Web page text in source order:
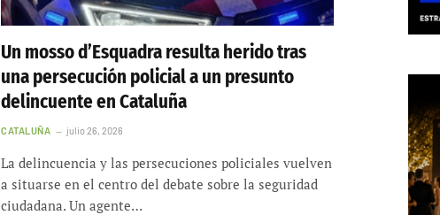
Un mosso d’Esquadra resulta herido tras
una persecución policial a un presunto
delincuente en Cataluña
CATALUÑA julio 26, 2026
La delincuencia y las persecuciones policiales vuelven
a situarse en el centro del debate sobre la seguridad
ciudadana. Un agente…